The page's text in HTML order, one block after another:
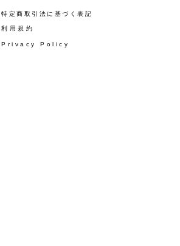
​特定商取引法に基づく表記
​利用規約
Privacy Policy